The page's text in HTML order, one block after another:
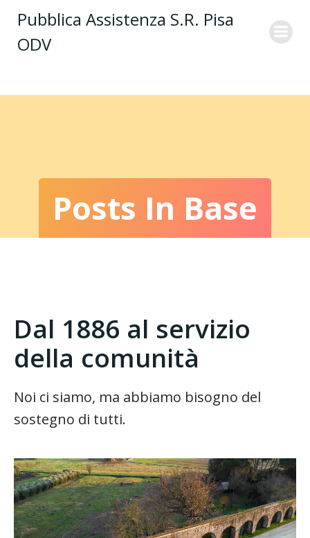
al
Pubblica Assistenza S.R. Pisa
ODV
Posts In Base
Dal 1886 al servizio
della comunità
Noi ci siamo, ma abbiamo bisogno del
sostegno di tutti.